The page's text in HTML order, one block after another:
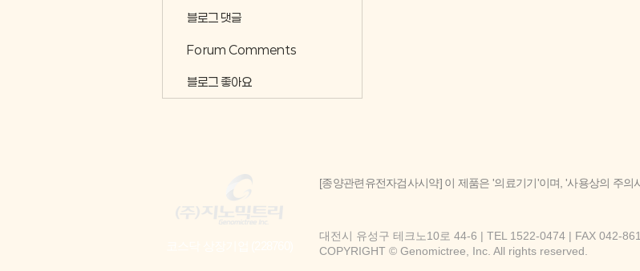
블로그 댓글
Forum Comments
블로그 좋아요
[종양관련유전자검사시약] 이 제품은 '의료기기'이며, '사용상의 주의
대전시 유성구 테크노10로 44-6 | TEL 1522-0474 | FAX 042-
COPYRIGHT © Genomictree, Inc. All rights reserved.